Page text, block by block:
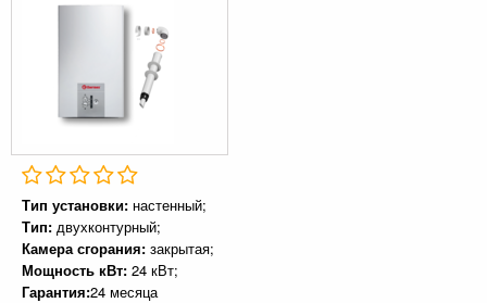
Тип установки: настенный;
Тип: двухконтурный;
Камера сгорания: закрытая;
Мощность кВт: 24 кВт;
Гарантия:24 месяца